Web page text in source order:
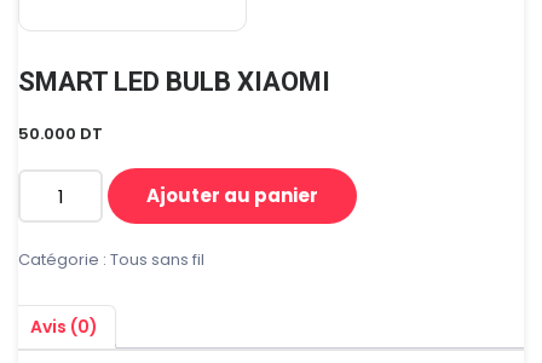
SMART LED BULB XIAOMI
50.000 DT
quantité
SMART
BULB
XIAOMI
Ajouter au panier
Catégorie : Tous sans fil
Avis (0)